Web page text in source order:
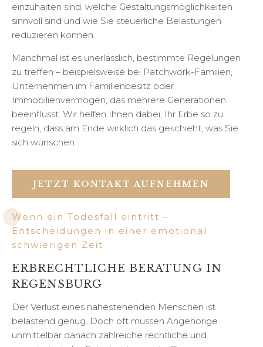
einzuhalten sind, welche Gestaltungsmöglichkeiten
sinnvoll sind und wie Sie steuerliche Belastungen
reduzieren können.
Manchmal ist es unerlässlich, bestimmte Regelungen
zu treffen – beispielsweise bei Patchwork-Familien,
Unternehmen im Familienbesitz oder
Immobilienvermögen, das mehrere Generationen
beeinflusst. Wir helfen Ihnen dabei, Ihr Erbe so zu
regeln, dass am Ende wirklich das geschieht, was Sie
sich wünschen.
JETZT KONTAKT AUFNEHMEN
Wenn ein Todesfall eintritt –
Entscheidungen in einer emotional
schwierigen Zeit
ERBRECHTLICHE BERATUNG IN
REGENSBURG
Der Verlust eines nahestehenden Menschen ist
belastend genug. Doch oft müssen Angehörige
unmittelbar danach zahlreiche rechtliche und